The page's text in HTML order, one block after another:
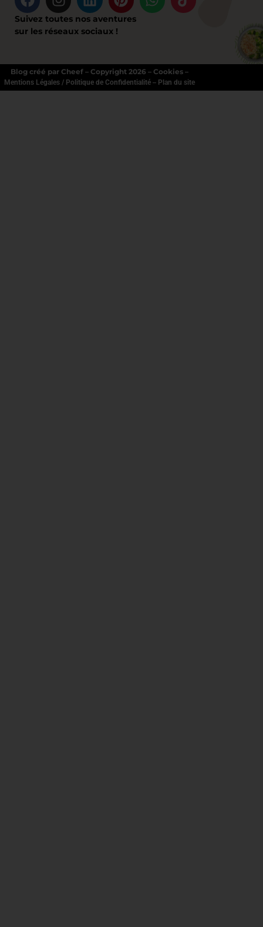
Suivez toutes nos aventures
sur les réseaux sociaux !
Blog créé par Cheef – Copyright 2026 – Cookies –
Mentions Légales / Politique de Confidentialité– Plan du site